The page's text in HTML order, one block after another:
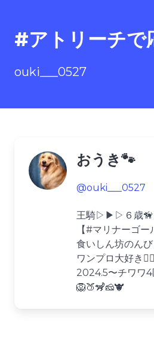
#アトリーチで
ouki___0527
おうき🐾
@ouki___0527
王騎▷▶︎▷６歳🦮
【#マリナーゴー
食いしん坊のん
ワンプロ大好き❤️‍🔥
2024.5〜チワワ
🦁🍑🦨🧀🐮